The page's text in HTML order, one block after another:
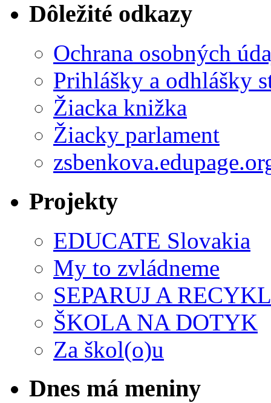
Dôležité odkazy
Ochrana osobných
Prihlášky a odhlášky
Žiacka knižka
Žiacky parlament
Projekty
EDUCATE Slovakia
My to zvládneme
SEPARUJ A
ŠKOLA NA DOTYK
Za škol(o)u
Dnes má meniny